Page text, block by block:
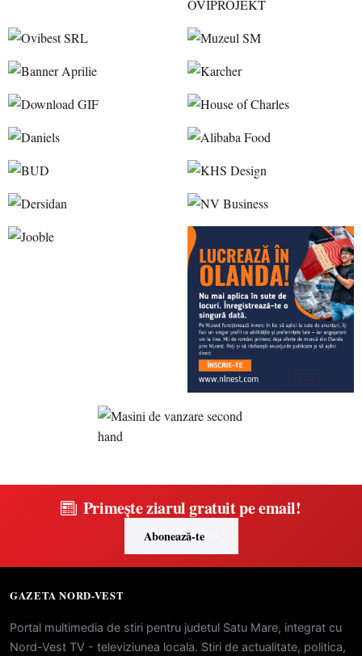
Primește ziarul gratuit pe email!
Abonează-te
GAZETA NORD-VEST
Portal multimedia de stiri pentru judetul Satu Mare, integrat cu
Nord-Vest TV - televiziunea locala. Stiri de actualitate, politica,